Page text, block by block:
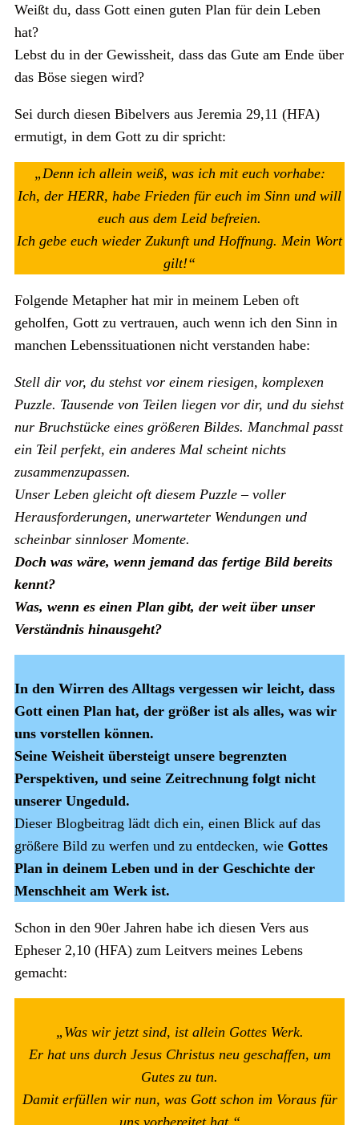
Weißt du, dass Gott einen guten Plan für dein Leben
hat?
Lebst du in der Gewissheit, dass das Gute am Ende über
das Böse siegen wird?
Sei durch diesen Bibelvers aus Jeremia 29,11 (HFA)
ermutigt, in dem Gott zu dir spricht:
„Denn ich allein weiß, was ich mit euch vorhabe:
Ich, der HERR, habe Frieden für euch im Sinn und will
euch aus dem Leid befreien.
Ich gebe euch wieder Zukunft und Hoffnung. Mein Wort
gilt!“
Folgende Metapher hat mir in meinem Leben oft
geholfen, Gott zu vertrauen, auch wenn ich den Sinn in
manchen Lebenssituationen nicht verstanden habe:
Stell dir vor, du stehst vor einem riesigen, komplexen
Puzzle. Tausende von Teilen liegen vor dir, und du siehst
nur Bruchstücke eines größeren Bildes. Manchmal passt
ein Teil perfekt, ein anderes Mal scheint nichts
zusammenzupassen.
Unser Leben gleicht oft diesem Puzzle – voller
Herausforderungen, unerwarteter Wendungen und
scheinbar sinnloser Momente.
Doch was wäre, wenn jemand das fertige Bild bereits
kennt?
Was, wenn es einen Plan gibt, der weit über unser
Verständnis hinausgeht?
In den Wirren des Alltags vergessen wir leicht, dass
Gott einen Plan hat, der größer ist als alles, was wir
uns vorstellen können.
Seine Weisheit übersteigt unsere begrenzten
Perspektiven, und seine Zeitrechnung folgt nicht
unserer Ungeduld.
Dieser Blogbeitrag lädt dich ein, einen Blick auf das
größere Bild zu werfen und zu entdecken, wie Gottes
Plan in deinem Leben und in der Geschichte der
Menschheit am Werk ist.
Schon in den 90er Jahren habe ich diesen Vers aus
Epheser 2,10 (HFA) zum Leitvers meines Lebens
gemacht:
„Was wir jetzt sind, ist allein Gottes Werk.
Er hat uns durch Jesus Christus neu geschaffen, um
Gutes zu tun.
Damit erfüllen wir nun, was Gott schon im Voraus für
uns vorbereitet hat.“